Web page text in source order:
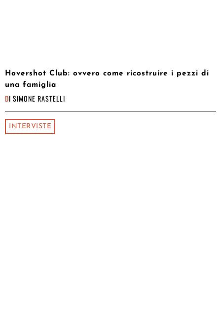
Hovershot Club: ovvero come ricostruire i pezzi di
una famiglia
DI SIMONE RASTELLI
INTERVISTE